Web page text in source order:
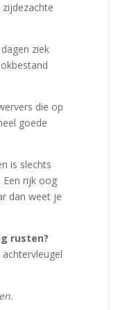
ziek
die op
goede
is slechts
Een rijk oog
dan weet je
rusten?